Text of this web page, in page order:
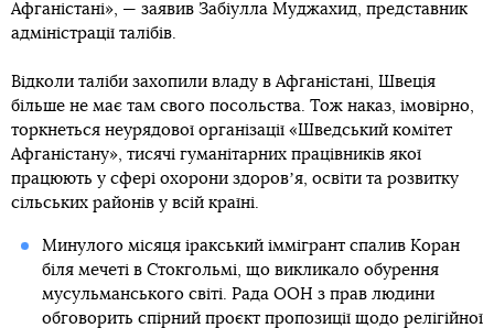
Афганістані», — заявив Забіулла Муджахид, представник
адміністрації талібів.
Відколи таліби захопили владу в Афганістані, Швеція
більше не має там свого посольства. Тож наказ, імовірно,
торкнеться неурядової організації «Шведський комітет
Афганістану», тисячі гуманітарних працівників якої
працюють у сфері охорони здоровʼя, освіти та розвитку
сільських районів у всій країні.
Минулого місяця іракський іммігрант спалив Коран
біля мечеті в Стокгольмі, що викликало обурення
мусульманського світі. Рада ООН з прав людини
обговорить спірний проєкт пропозиції щодо релігійної